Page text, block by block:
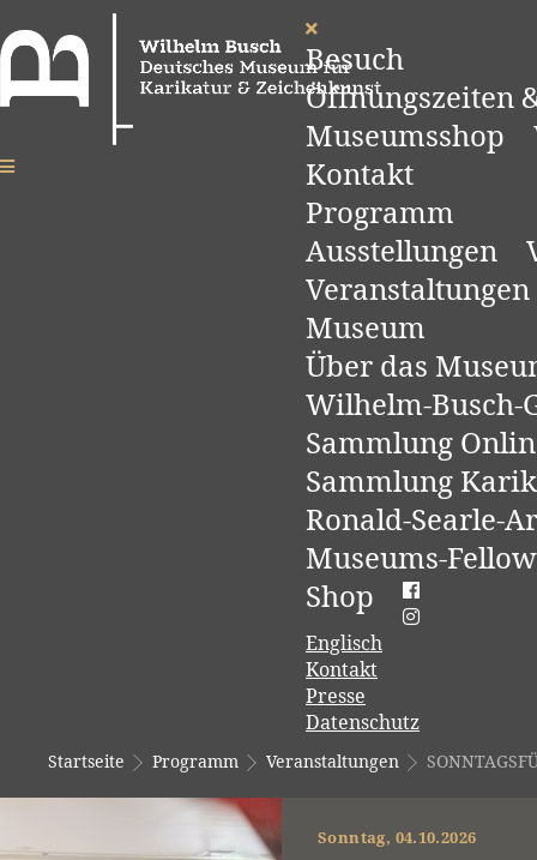
Besuch
Öffnungszeiten
Museumsshop
Kontakt
Programm
Ausstellungen
Veranstaltungen
Museum
Über das
Wilhelm-Busch-
Sammlung
Sammlung
Ronald-Searle-
Museums-
Shop
Englisch
Kontakt
Presse
Datenschutz
Startseite Programm Veranstaltungen
Sonntag, 04.10.2026